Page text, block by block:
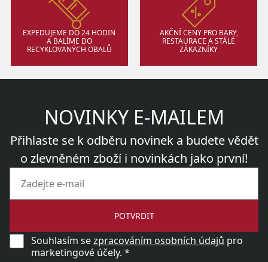
EXPEDUJEME DO 24 HODIN
A BALÍME DO
RECYKLOVANÝCH OBALŮ
AKČNÍ CENY PRO BARY,
RESTAURACE A STÁLÉ
ZÁKAZNÍKY
NOVINKY E-MAILEM
Přihlaste se k odběru novinek a budete vědět
o zlevněném zboží i novinkách jako první!
POTVRDIT
Souhlasím sezpracováním osobních údajů pro
marketingové účely. *